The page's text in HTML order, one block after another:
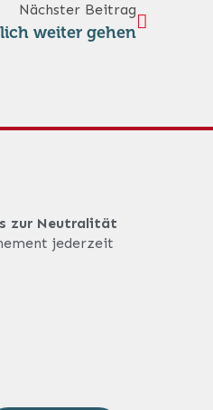
Nächster Beitrag
weiter gehen
zur Neutralität
jederzeit